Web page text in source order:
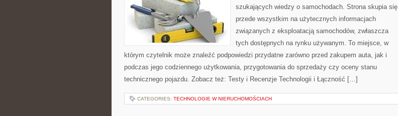
szukających wiedzy o samochodach. Strona skupia się
przede wszystkim na użytecznych informacjach
związanych z eksploatacją samochodów, zwłaszcza
tych dostępnych na rynku używanym. To miejsce, w
którym czytelnik może znaleźć podpowiedzi przydatne zarówno przed zakupem auta, jak i
podczas jego codziennego użytkowania, przygotowania do sprzedaży czy oceny stanu
technicznego pojazdu. Zobacz też: Testy i Recenzje Technologii i Łączność […]
CATEGORIES: TECHNOLOGIE W NIERUCHOMOŚCIACH